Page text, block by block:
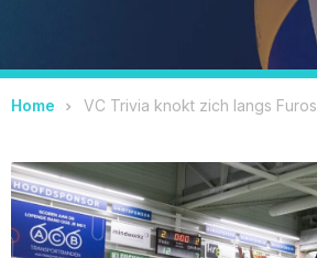
Home VC Trivia knokt zich langs Furos